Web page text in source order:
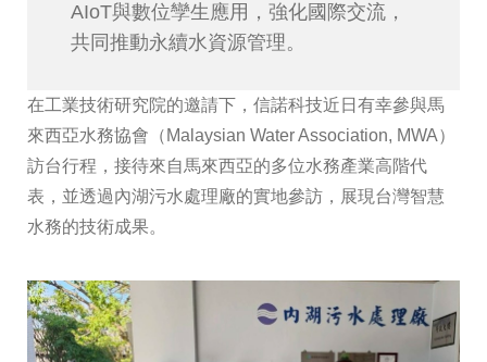
AIoT與數位孿生應用，強化國際交流，
共同推動永續水資源管理。
在工業技術研究院的邀請下，信諾科技近日有幸參與馬
來西亞水務協會（Malaysian Water Association, MWA）
訪台行程，接待來自馬來西亞的多位水務產業高階代
表，並透過內湖污水處理廠的實地參訪，展現台灣智慧
水務的技術成果。